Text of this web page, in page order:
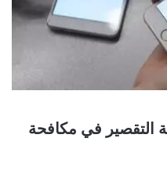
التقصير في مكافحة